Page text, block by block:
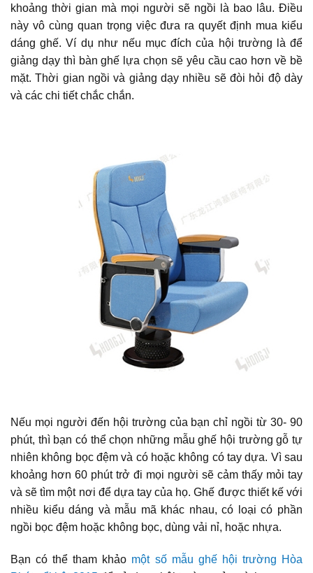
khoảng thời gian mà mọi người sẽ ngồi là bao lâu. Điều
này vô cùng quan trọng việc đưa ra quyết định mua kiểu
dáng ghế. Ví dụ như nếu mục đích của hội trường là để
giảng dạy thì bàn ghế lựa chọn sẽ yêu cầu cao hơn về bề
mặt. Thời gian ngồi và giảng dạy nhiều sẽ đòi hỏi độ dày
và các chi tiết chắc chắn.
Nếu mọi người đến hội trường của bạn chỉ ngồi từ 30- 90
phút, thì bạn có thể chọn những mẫu ghế hội trường gỗ tự
nhiên không bọc đệm và có hoặc không có tay dựa. Vì sau
khoảng hơn 60 phút trở đi mọi người sẽ cảm thấy mỏi tay
và sẽ tìm một nơi để dựa tay của họ. Ghế được thiết kế với
nhiều kiểu dáng và mẫu mã khác nhau, có loại có phần
ngồi bọc đệm hoặc không bọc, dùng vải nỉ, hoặc nhựa.
Bạn có thể tham khảo một số mẫu ghế hội trường Hòa